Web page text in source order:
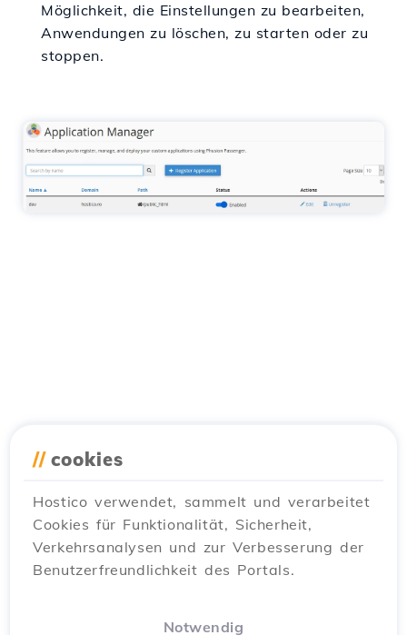
Möglichkeit, die Einstellungen zu bearbeiten,
Anwendungen zu löschen, zu starten oder zu
stoppen.
// cookies
Hostico verwendet, sammelt und verarbeitet
Cookies für Funktionalität, Sicherheit,
Verkehrsanalysen und zur Verbesserung der
Benutzerfreundlichkeit des Portals.
Notwendig